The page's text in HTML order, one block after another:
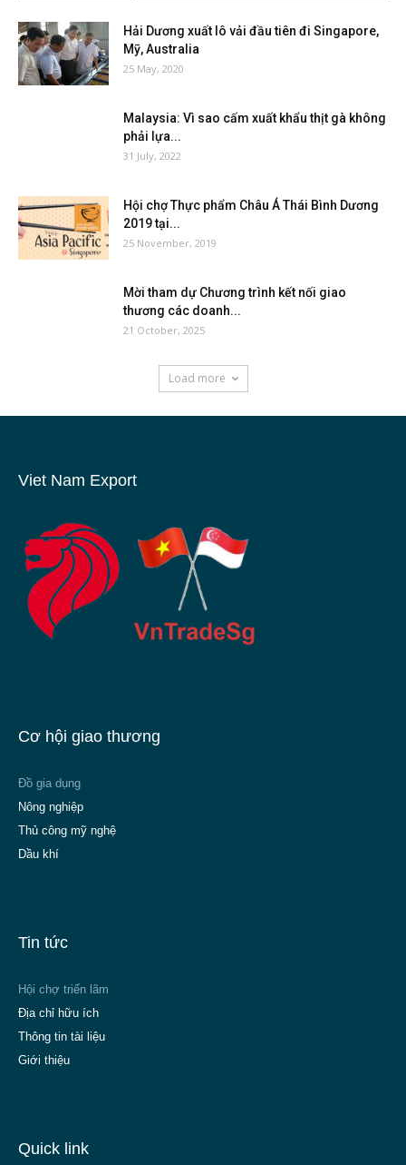
Hải Dương xuất lô vải đầu tiên đi Singapore,
Mỹ, Australia
25 May, 2020
Malaysia: Vì sao cấm xuất khẩu thịt gà không
phải lựa...
31 July, 2022
Hội chợ Thực phẩm Châu Á Thái Bình Dương
2019 tại...
25 November, 2019
Mời tham dự Chương trình kết nối giao
thương các doanh...
21 October, 2025
Load more
Viet Nam Export
Cơ hội giao thương
Đồ gia dụng
Nông nghiệp
Thủ công mỹ nghệ
Dầu khí
Tin tức
Hội chợ triển lãm
Địa chỉ hữu ích
Thông tin tài liệu
Giới thiệu
Quick link